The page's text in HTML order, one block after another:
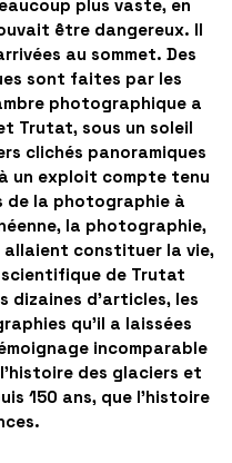
plus vaste, en
être dangereux. Il
au sommet. Des
sont faites par les
photographique a
Trutat, sous un soleil
clichés panoramiques
un exploit compte tenu
de la photographie à
la photographie,
allaient constituer la vie,
de Trutat
dizaines d’articles, les
qu’il a laissées
incomparable
des glaciers et
150 ans, que l’histoire